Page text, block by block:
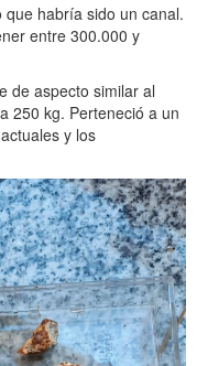
habría sido un canal.
entre 300.000 y
de aspecto similar al
250 kg. Perteneció a un
y los